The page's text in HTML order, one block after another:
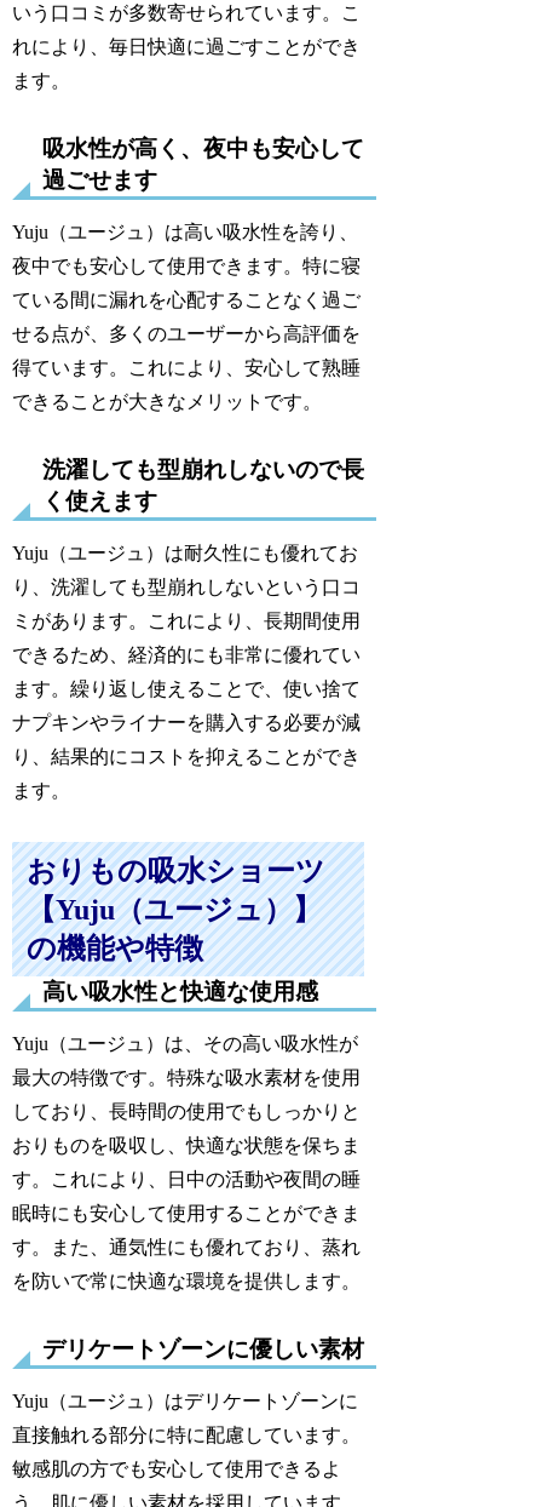
いう口コミが多数寄せられています。こ
れにより、毎日快適に過ごすことができ
ます。
吸水性が高く、夜中も安心して
過ごせます
Yuju（ユージュ）は高い吸水性を誇り、
夜中でも安心して使用できます。特に寝
ている間に漏れを心配することなく過ご
せる点が、多くのユーザーから高評価を
得ています。これにより、安心して熟睡
できることが大きなメリットです。
洗濯しても型崩れしないので長
く使えます
Yuju（ユージュ）は耐久性にも優れてお
り、洗濯しても型崩れしないという口コ
ミがあります。これにより、長期間使用
できるため、経済的にも非常に優れてい
ます。繰り返し使えることで、使い捨て
ナプキンやライナーを購入する必要が減
り、結果的にコストを抑えることができ
ます。
おりもの吸水ショーツ
【Yuju（ユージュ）】
の機能や特徴
高い吸水性と快適な使用感
Yuju（ユージュ）は、その高い吸水性が
最大の特徴です。特殊な吸水素材を使用
しており、長時間の使用でもしっかりと
おりものを吸収し、快適な状態を保ちま
す。これにより、日中の活動や夜間の睡
眠時にも安心して使用することができま
す。また、通気性にも優れており、蒸れ
を防いで常に快適な環境を提供します。
デリケートゾーンに優しい素材
Yuju（ユージュ）はデリケートゾーンに
直接触れる部分に特に配慮しています。
敏感肌の方でも安心して使用できるよ
う、肌に優しい素材を採用しています。